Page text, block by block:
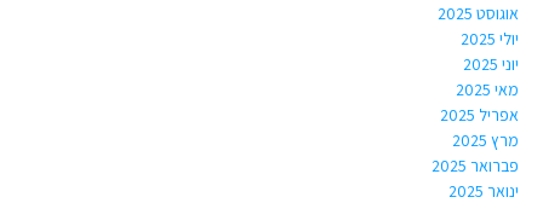
אוגוסט 2025
יולי 2025
יוני 2025
מאי 2025
אפריל 2025
מרץ 2025
פברואר 2025
ינואר 2025